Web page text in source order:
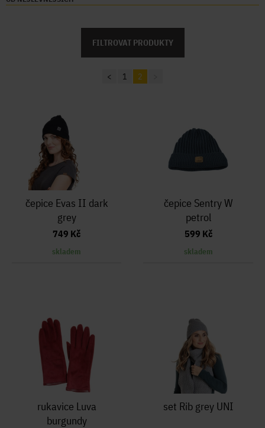
FILTROVAT PRODUKTY
< 1 2
čepice Evas II dark
grey
749 Kč
skladem
čepice Sentry W
petrol
599 Kč
skladem
rukavice Luva
burgundy
set Rib grey UNI